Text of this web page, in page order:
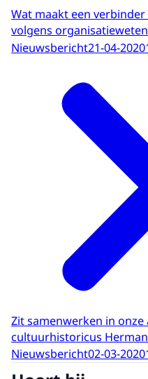
Wat maakt een
volgens
Nieuwsbericht21-04-2020
Zit samenwerken in onze
cultuurhistoricus
Nieuwsbericht02-03-2020